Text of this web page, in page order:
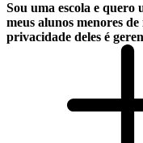
Sou uma escola e quero
meus alunos menores
privacidade deles é